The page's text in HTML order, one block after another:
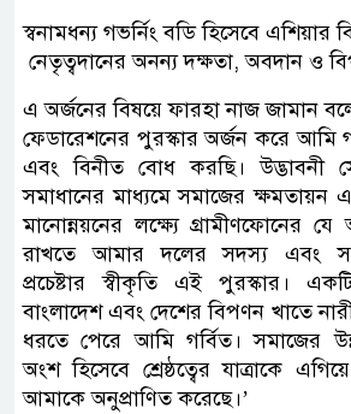
স্বনামধন্য গভর্নিং বডি হিসেবে
নেতৃত্বদানের অনন্য দক্ষতা, অবদান ও
এ অর্জনের বিষয়ে ফারহা নাজ জামান
ফেডারেশনের পুরস্কার অর্জন করে আমি
এবং বিনীত বোধ করছি। উদ্ভাবনী
সমাধানের মাধ্যমে সমাজের ক্ষমতায়ন
মানোন্নয়নের লক্ষ্যে গ্রামীণফোনের যে
রাখতে আমার দলের সদস্য এবং
প্রচেষ্টার স্বীকৃতি এই পুরস্কার। একটি
বাংলাদেশ এবং দেশের বিপণন খাতে
ধরতে পেরে আমি গর্বিত। সমাজের
অংশ হিসেবে শ্রেষ্ঠত্বের যাত্রাকে
আমাকে অনুপ্রাণিত করেছে।’